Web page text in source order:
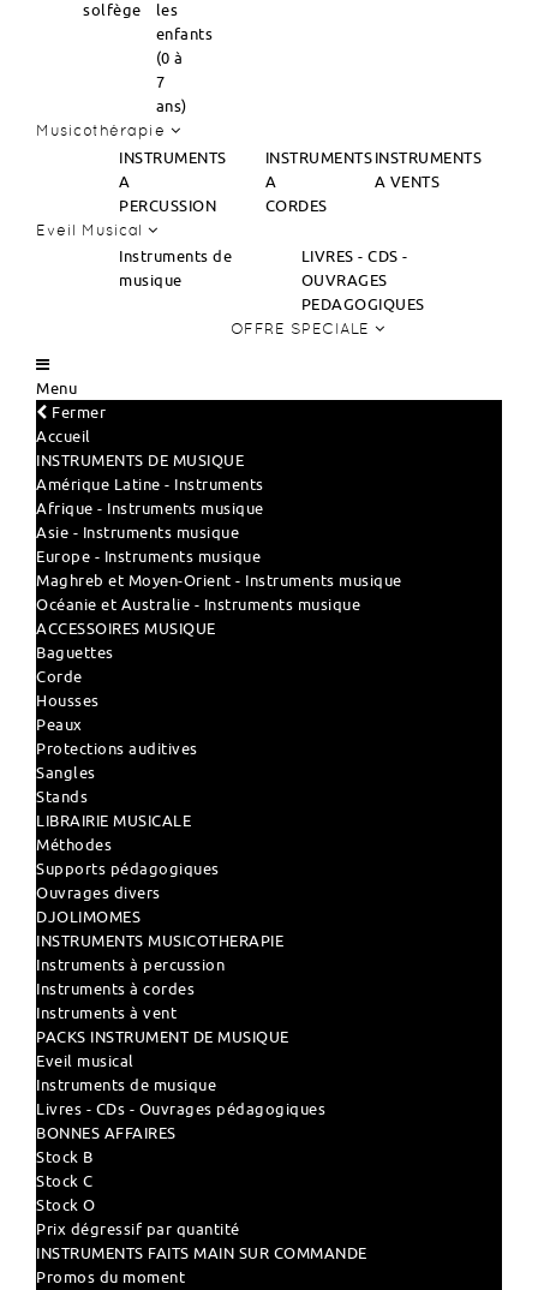
solfège
les
enfants
(0 à
7
ans)
Musicothérapie
INSTRUMENTS
A
PERCUSSION
INSTRUMENTS
A
CORDES
INSTRUMENTS
A VENTS
Eveil Musical
Instruments de
musique
LIVRES - CDS -
OUVRAGES
PEDAGOGIQUES
OFFRE SPECIALE
Menu
Fermer
Accueil
INSTRUMENTS DE MUSIQUE
Amérique Latine - Instruments
Afrique - Instruments musique
Asie - Instruments musique
Europe - Instruments musique
Maghreb et Moyen-Orient - Instruments musique
Océanie et Australie - Instruments musique
ACCESSOIRES MUSIQUE
Baguettes
Corde
Housses
Peaux
Protections auditives
Sangles
Stands
LIBRAIRIE MUSICALE
Méthodes
Supports pédagogiques
Ouvrages divers
DJOLIMOMES
INSTRUMENTS MUSICOTHERAPIE
Instruments à percussion
Instruments à cordes
Instruments à vent
PACKS INSTRUMENT DE MUSIQUE
Eveil musical
Instruments de musique
Livres - CDs - Ouvrages pédagogiques
BONNES AFFAIRES
Stock B
Stock C
Stock O
Prix dégressif par quantité
INSTRUMENTS FAITS MAIN SUR COMMANDE
Promos du moment